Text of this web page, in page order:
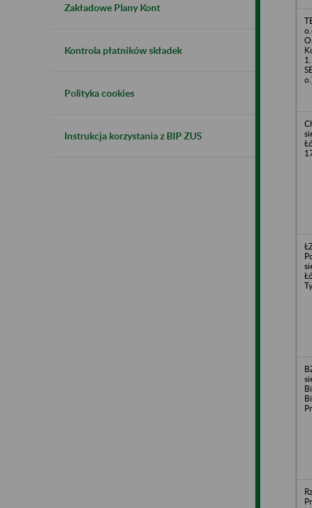
Zakładowe Plany Kont
Kontrola płatników składek
Polityka cookies
Instrukcja korzystania z BIP ZUS